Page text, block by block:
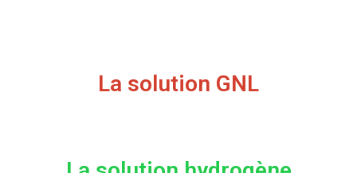
La solution GNL